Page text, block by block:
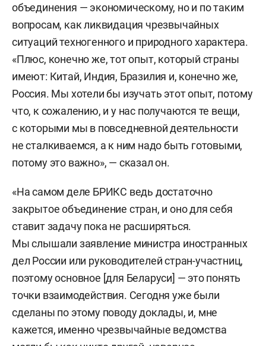
объединения — экономическому, но и по таким
вопросам, как ликвидация чрезвычайных
ситуаций техногенного и природного характера.
«Плюс, конечно же, тот опыт, который страны
имеют: Китай, Индия, Бразилия и, конечно же,
Россия. Мы хотели бы изучать этот опыт, потому
что, к сожалению, и у нас получаются те вещи,
с которыми мы в повседневной деятельности
не сталкиваемся, а к ним надо быть готовыми,
потому это важно», — сказал он.
«На самом деле БРИКС ведь достаточно
закрытое объединение стран, и оно для себя
ставит задачу пока не расширяться.
Мы слышали заявление министра иностранных
дел России или руководителей стран-участниц,
поэтому основное [для Беларуси] — это понять
точки взаимодействия. Сегодня уже были
сделаны по этому поводу доклады, и, мне
кажется, именно чрезвычайные ведомства